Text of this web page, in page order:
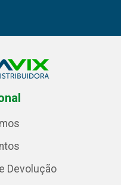
Devolução